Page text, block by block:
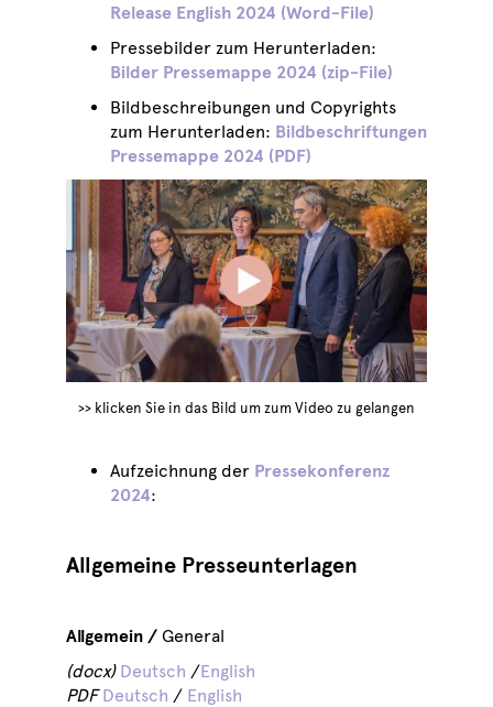
Release English 2024 (Word-File)
Pressebilder zum Herunterladen:
Bilder Pressemappe 2024 (zip-File)
Bildbeschreibungen und Copyrights
zum Herunterladen: Bildbeschriftungen
Pressemappe 2024 (PDF)
>> klicken Sie in das Bild um zum Video zu gelangen
Aufzeichnung der Pressekonferenz
2024:
Allgemeine Presseunterlagen
Allgemein / General
(docx) Deutsch /English
PDF Deutsch / English